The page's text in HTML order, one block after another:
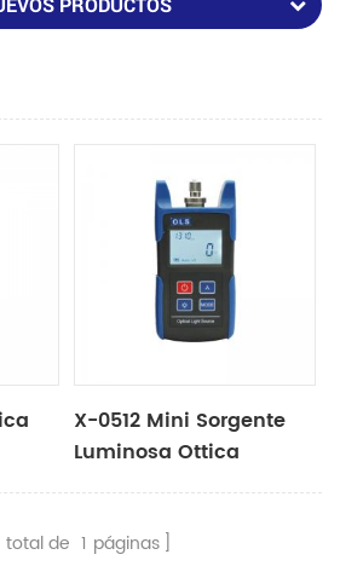
X-0512 Mini Sorgente
Luminosa Ottica
total de 1 páginas